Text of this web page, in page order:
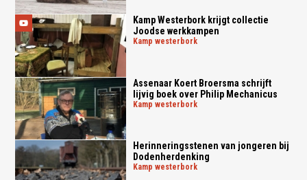
Kamp Westerbork krijgt collectie
Joodse werkkampen
kamp westerbork
Assenaar Koert Broersma schrijft
lijvig boek over Philip Mechanicus
kamp westerbork
Herinneringsstenen van jongeren bij
Dodenherdenking
kamp westerbork